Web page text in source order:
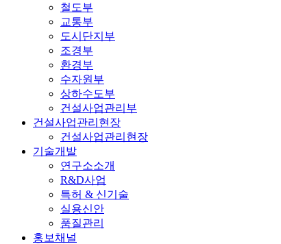
철도부
교통부
도시단지부
조경부
환경부
수자원부
상하수도부
건설사업관리부
건설사업관리현장
건설사업관리현장
기술개발
연구소소개
R&D사업
특허 & 신기술
실용신안
품질관리
홍보채널